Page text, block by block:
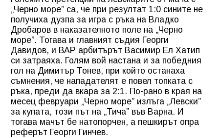
„Черно море” са, че при резултат 1:0 сините не
получиха дузпа за игра с ръка на Владко
Дробаров в наказателното поле на „Черно
море”. Тогава и главният съдия Георги
Давидов, и ВАР арбитърът Васимир Ел Хатип
си затраяха. Голям вой настана и за победния
гол на Димитър Тонев, при който останаха
съмнения, че нападателят е повел топката с
ръка, преди да вкара за 2:1. По-рано в края на
месец февруари „Черно море” излъга „Левски”
за купата, този път на „Тича” във Варна. И
тогава мачът бе натопорчен, а пешкирът опра
реферът Георги Гинчев.